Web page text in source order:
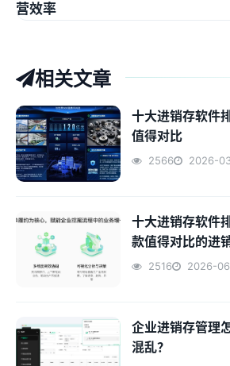
营效率
相关文章
十大进销存软件
值得对比
2566 2026-
十大进销存软件
款值得对比的进
2516 2026-
企业进销存管理
混乱？